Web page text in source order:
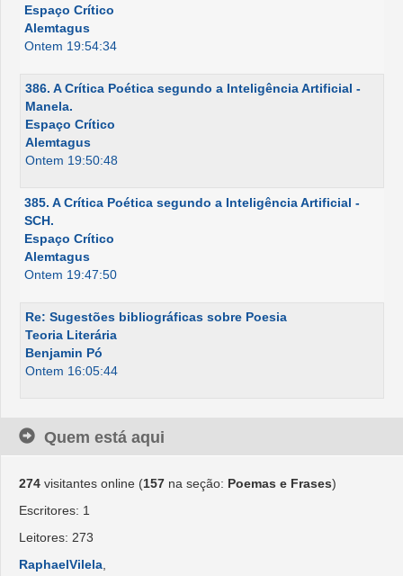
Espaço Crítico
Alemtagus
Ontem 19:54:34
386. A Crítica Poética segundo a Inteligência Artificial -
Manela.
Espaço Crítico
Alemtagus
Ontem 19:50:48
385. A Crítica Poética segundo a Inteligência Artificial -
SCH.
Espaço Crítico
Alemtagus
Ontem 19:47:50
Re: Sugestões bibliográficas sobre Poesia
Teoria Literária
Benjamin Pó
Ontem 16:05:44
Quem está aqui
274 visitantes online (157 na seção: Poemas e Frases)
Escritores: 1
Leitores: 273
RaphaelVilela